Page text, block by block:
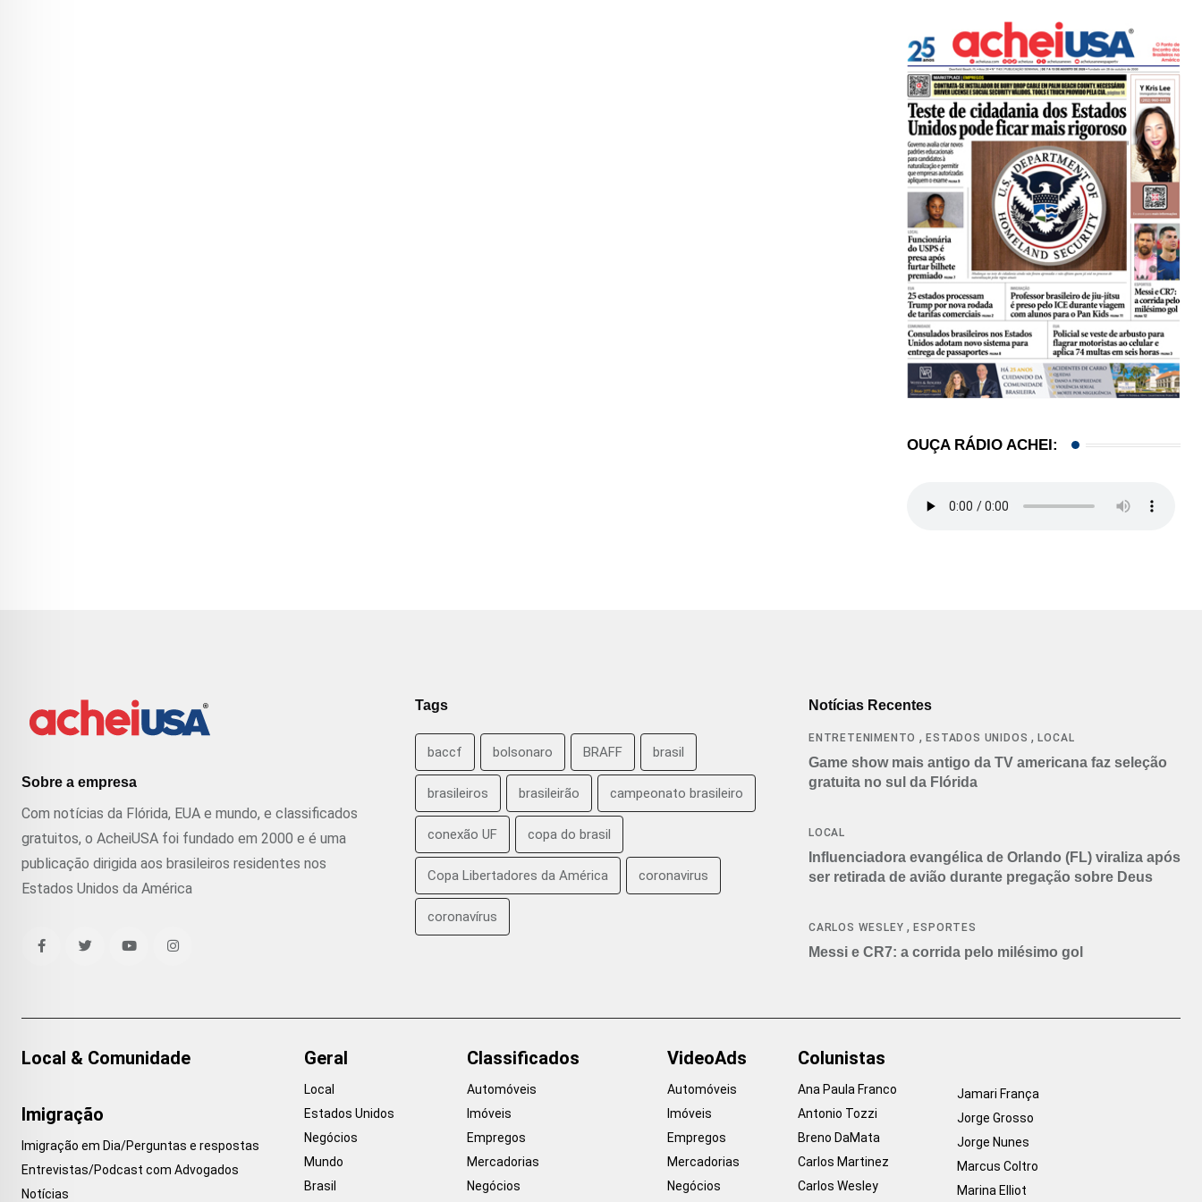
OUÇA RÁDIO ACHEI:
Sobre a empresa
Com notícias da Flórida, EUA e mundo, e classificados
gratuitos, o AcheiUSA foi fundado em 2000 e é uma
publicação dirigida aos brasileiros residentes nos
Estados Unidos da América
Tags
baccf bolsonaro BRAFF brasil
brasileiros brasileirão campeonato brasileiro
conexão UF copa do brasil
Copa Libertadores da América coronavirus
coronavírus
Notícias Recentes
ENTRETENIMENTO ,ESTADOS UNIDOS ,LOCAL
Game show mais antigo da TV americana faz seleção
gratuita no sul da Flórida
LOCAL
Influenciadora evangélica de Orlando (FL) viraliza após
ser retirada de avião durante pregação sobre Deus
CARLOS WESLEY ,ESPORTES
Messi e CR7: a corrida pelo milésimo gol
Local & Comunidade
Imigração
Imigração em Dia/Perguntas e respostas
Entrevistas/Podcast com Advogados
Notícias
Geral
Local
Estados Unidos
Negócios
Mundo
Brasil
Classificados
Automóveis
Imóveis
Empregos
Mercadorias
Negócios
VideoAds
Automóveis
Imóveis
Empregos
Mercadorias
Negócios
Colunistas
Ana Paula Franco
Antonio Tozzi
Breno DaMata
Carlos Martinez
Carlos Wesley
Jamari França
Jorge Grosso
Jorge Nunes
Marcus Coltro
Marina Elliot